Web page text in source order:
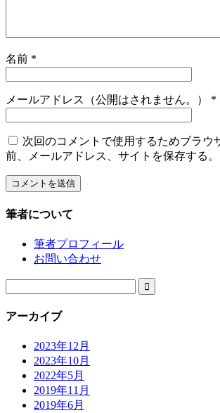
名前 *
メールアドレス（公開はされません。） *
次回のコメントで使用するためブラウ
前、メールアドレス、サイトを保存する。
筆者について
筆者プロフィール
お問い合わせ

アーカイブ
2023年12月
2023年10月
2022年5月
2019年11月
2019年6月